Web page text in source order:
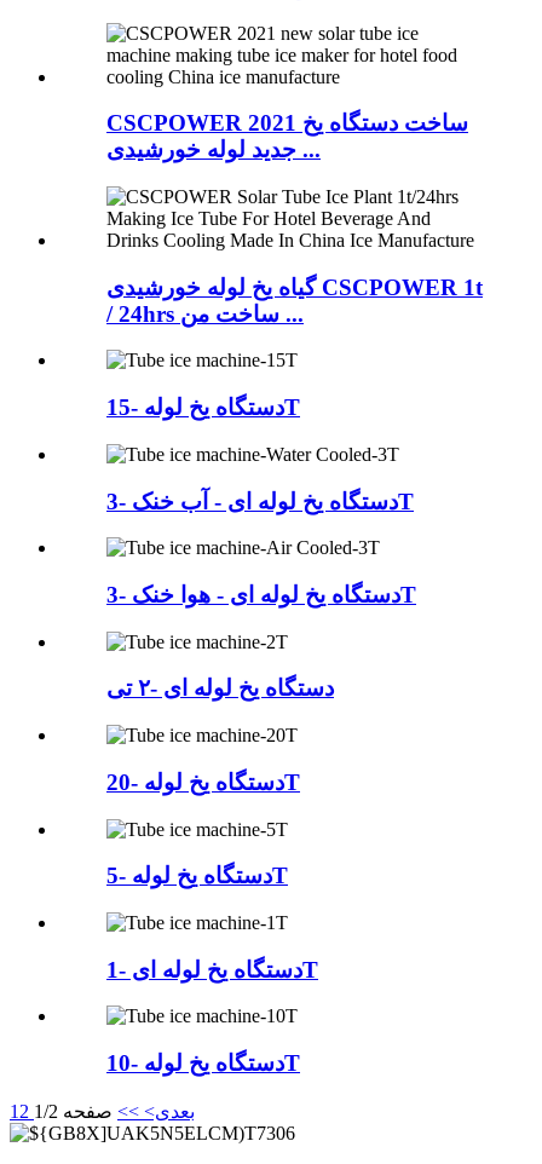
CSCPOWER 2021 ساخت دستگاه یخ
جدید لوله خورشیدی ...
گیاه یخ لوله خورشیدی CSCPOWER 1t
/ 24hrs ساخت من ...
دستگاه یخ لوله -15T
دستگاه یخ لوله ای - آب خنک -3T
دستگاه یخ لوله ای - هوا خنک -3T
دستگاه یخ لوله ای -۲ تی
دستگاه یخ لوله -20T
دستگاه یخ لوله -5T
دستگاه یخ لوله ای -1T
دستگاه یخ لوله -10T
1 2 بعدی> >> صفحه 1/2